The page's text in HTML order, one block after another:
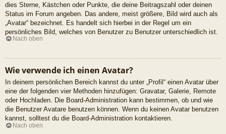
dies Sterne, Kästchen oder Punkte, die deine Beitragszahl oder deinen
Status im Forum angeben. Das andere, meist größere, Bild wird auch als
„Avatar“ bezeichnet. Es handelt sich hierbei in der Regel um ein
persönliches Bild, welches von Benutzer zu Benutzer unterschiedlich ist.
Nach oben
Wie verwende ich einen Avatar?
In deinem persönlichen Bereich kannst du unter „Profil“ einen Avatar über
eine der folgenden vier Methoden hinzufügen: Gravatar, Galerie, Remote
oder Hochladen. Die Board-Administration kann bestimmen, ob und wie
die Benutzer Avatare benutzen können. Wenn du keinen Avatar benutzen
kannst, solltest du die Board-Administration kontaktieren.
Nach oben